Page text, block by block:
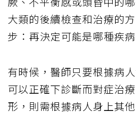
大類的後續檢查和治療的
步：再決定可能是哪種疾病
有時候，醫師只要根據病
可以正確下診斷而對症治
形，則需根據病人身上其